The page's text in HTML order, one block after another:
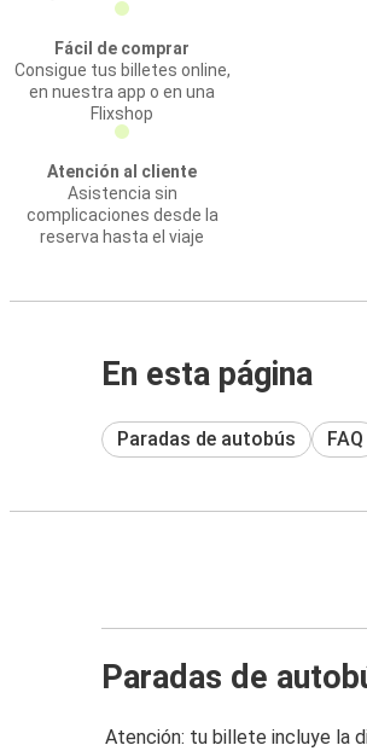
Fácil de comprar
Consigue tus billetes online,
en nuestra app o en una
Flixshop
Atención al cliente
Asistencia sin
complicaciones desde la
reserva hasta el viaje
En esta página
Paradas de autobús FAQ
Paradas de
Atención: tu billete incluye la